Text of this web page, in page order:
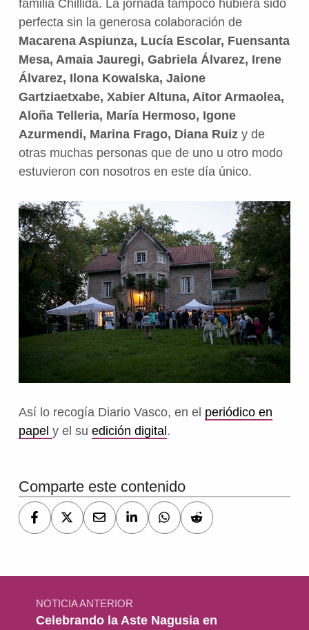
familia Chillida. La jornada tampoco hubiera sido
perfecta sin la generosa colaboración de
Macarena Aspiunza, Lucía Escolar, Fuensanta
Mesa, Amaia Jauregi, Gabriela Álvarez, Irene
Álvarez, Ilona Kowalska, Jaione
Gartziaetxabe, Xabier Altuna, Aitor Armaolea,
Aloña Telleria, María Hermoso, Igone
Azurmendi, Marina Frago, Diana Ruiz y de
otras muchas personas que de uno u otro modo
estuvieron con nosotros en este día único.
Así lo recogía Diario Vasco, en el periódico en
papel y el su edición digital.
Volver a la navegación principal
Comparte este contenido
Navegación de entradas
NOTICIA ANTERIOR
Celebrando la Aste Nagusia en